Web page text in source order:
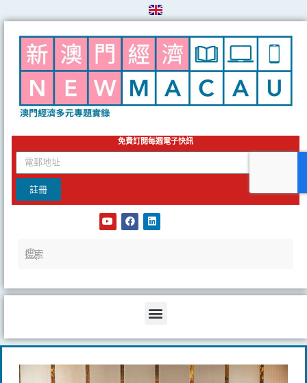
to
content
免費訂閱每週電子快訊
email
註冊
Y
o
F
a
L
i
Menu